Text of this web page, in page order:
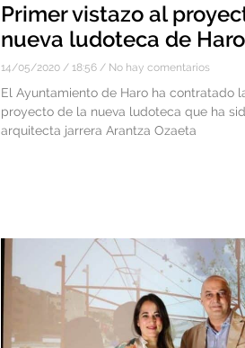
Primer vistazo al
nueva ludoteca de Haro
14/05/2020 18:56 No hay comentarios
El Ayuntamiento de Haro ha contratado
proyecto de la nueva ludoteca que ha
arquitecta jarrera Arantza Ozaeta